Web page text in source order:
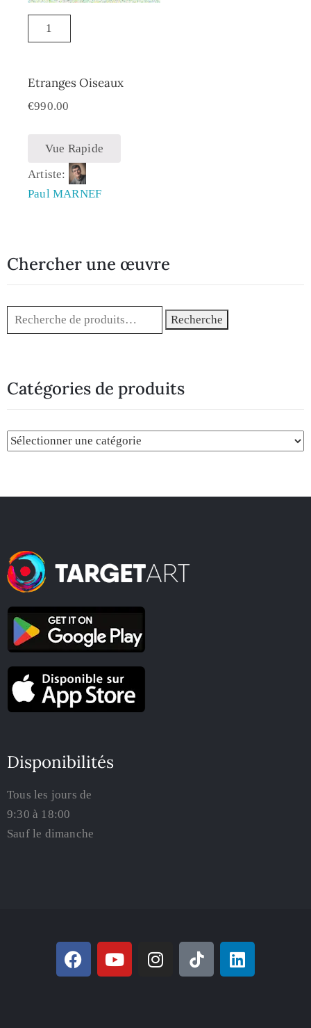
Etranges Oiseaux
€990.00
Vue Rapide
Artiste:
Paul MARNEF
Chercher une œuvre
Recherche
Catégories de produits
Disponibilités
Tous les jours de
9:30 à 18:00
Sauf le dimanche